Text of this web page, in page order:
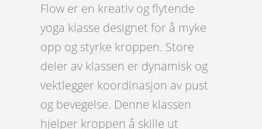
Flow er en kreativ og flytende
yoga klasse designet for å myke
opp og styrke kroppen. Store
deler av klassen er dynamisk og
vektlegger koordinasjon av pust
og bevegelse. Denne klassen
hjelper kroppen å skille ut